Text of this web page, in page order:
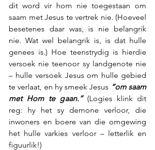
dit word vir hom nie toegestaan om
saam met Jesus te vertrek nie. (Hoeveel
besetenes daar was, is nie belangrik
nie. Wat wel belangrik is, is dat hulle
genees is.) Hoe teenstrydig is hierdie
versoek nie teenoor sy landgenote nie
– hulle versoek Jesus om hulle gebied
te verlaat, en hy smeek Jesus “om saam
met Hom te gaan.” (Logies klink dit
reg: hy het sy demone verloor, die
inwoners en boere van die omgewing
het hulle varkies verloor – letterlik en
figuurlik!)